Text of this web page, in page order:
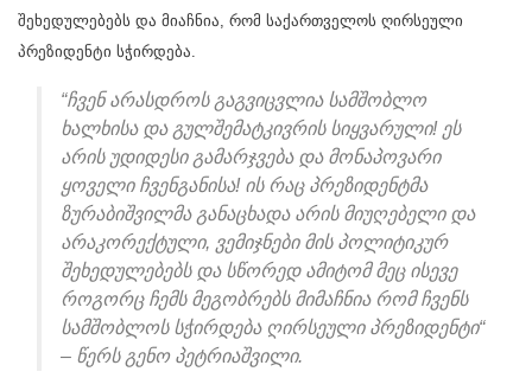
შეხედულებებს და მიაჩნია, რომ საქართველოს ღირსეული
პრეზიდენტი სჭირდება.
“ჩვენ არასდროს გაგვიცვლია სამშობლო
ხალხისა და გულშემატკივრის სიყვარული! ეს
არის უდიდესი გამარჯვება და მონაპოვარი
ყოველი ჩვენგანისა! ის რაც პრეზიდენტმა
ზურაბიშვილმა განაცხადა არის მიუღებელი და
არაკორექტული, ვემიჯნები მის პოლიტიკურ
შეხედულებებს და სწორედ ამიტომ მეც ისევე
როგორც ჩემს მეგობრებს მიმაჩნია რომ ჩვენს
სამშობლოს სჭირდება ღირსეული პრეზიდენტი“
– წერს გენო პეტრიაშვილი.